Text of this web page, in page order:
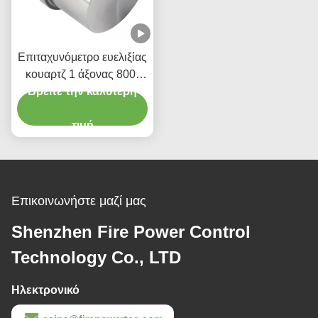
Επιταχυνόμετρο ευελιξίας
κουαρτζ 1 άξονας 800-
2500Hz με υψηλή
Βρείτε την καλύτερη
τιμή
Επικοινωνήστε μαζί μας
Shenzhen Fire Power Control
Technology Co., LTD
Ηλεκτρονικό